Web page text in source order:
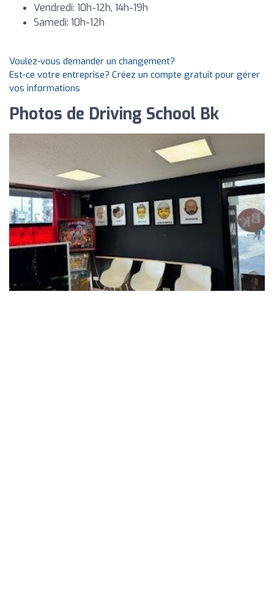
Vendredi: 10h-12h, 14h-19h
Samedi: 10h-12h
Voulez-vous demander un changement?
Est-ce votre entreprise? Créez un compte gratuit pour gérer
vos informations
Photos de Driving School Bk